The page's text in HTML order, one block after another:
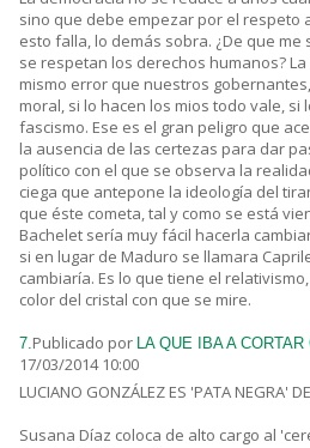
sino que debe empezar por el respeto
esto falla, lo demás sobra. ¿De que
se respetan los derechos humanos?
mismo error que nuestros
moral, si lo hacen los mios todo vale, si
fascismo. Ese es el gran peligro que
la ausencia de las certezas para dar
político con el que se observa la
ciega que antepone la ideología del
que éste cometa, tal y como se está
Bachelet sería muy fácil hacerla
si en lugar de Maduro se llamara
cambiaría. Es lo que tiene el
color del cristal con que se mire.
7.Publicado por LA QUE IBA A
17/03/2014 10:00
LUCIANO GONZÁLEZ ES 'PATA NEGRA'
Susana Díaz coloca de alto cargo al